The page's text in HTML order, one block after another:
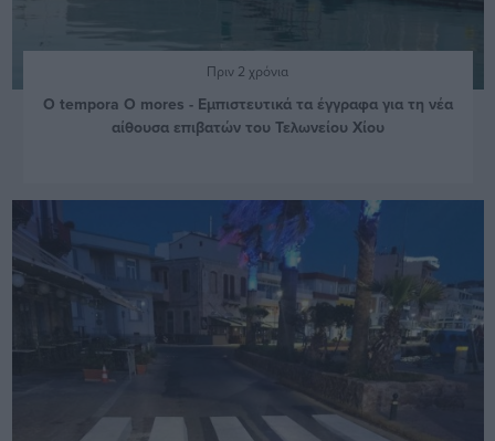
Πριν 2 χρόνια
O tempora O mores - Εμπιστευτικά τα έγγραφα για τη νέα
αίθουσα επιβατών του Τελωνείου Χίου